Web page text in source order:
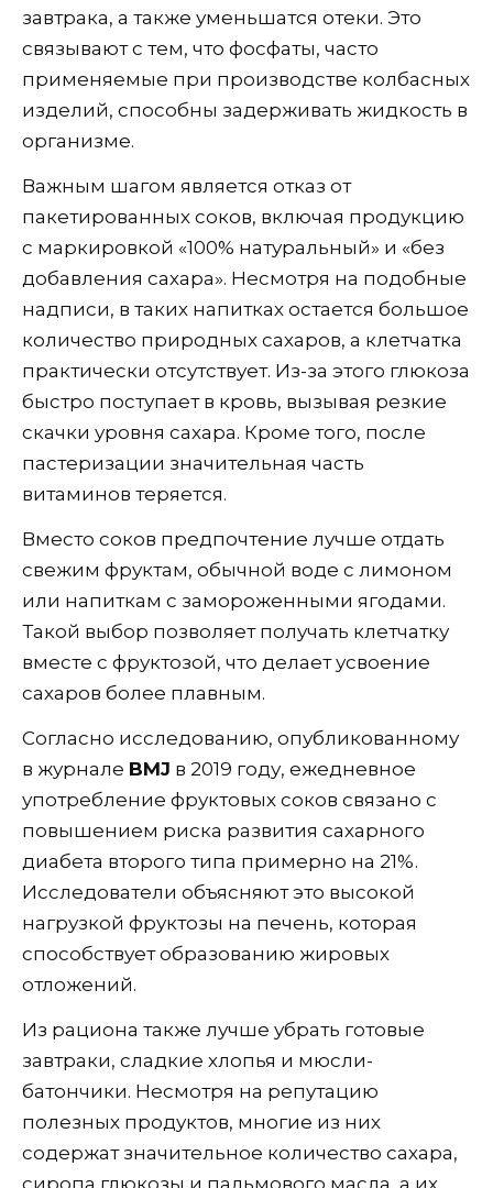
завтрака, а также уменьшатся отеки. Это
связывают с тем, что фосфаты, часто
применяемые при производстве колбасных
изделий, способны задерживать жидкость в
организме.
Важным шагом является отказ от
пакетированных соков, включая продукцию
с маркировкой «100% натуральный» и «без
добавления сахара». Несмотря на подобные
надписи, в таких напитках остается большое
количество природных сахаров, а клетчатка
практически отсутствует. Из-за этого глюкоза
быстро поступает в кровь, вызывая резкие
скачки уровня сахара. Кроме того, после
пастеризации значительная часть
витаминов теряется.
Вместо соков предпочтение лучше отдать
свежим фруктам, обычной воде с лимоном
или напиткам с замороженными ягодами.
Такой выбор позволяет получать клетчатку
вместе с фруктозой, что делает усвоение
сахаров более плавным.
Согласно исследованию, опубликованному
в журнале BMJ в 2019 году, ежедневное
употребление фруктовых соков связано с
повышением риска развития сахарного
диабета второго типа примерно на 21%.
Исследователи объясняют это высокой
нагрузкой фруктозы на печень, которая
способствует образованию жировых
отложений.
Из рациона также лучше убрать готовые
завтраки, сладкие хлопья и мюсли-
батончики. Несмотря на репутацию
полезных продуктов, многие из них
содержат значительное количество сахара,